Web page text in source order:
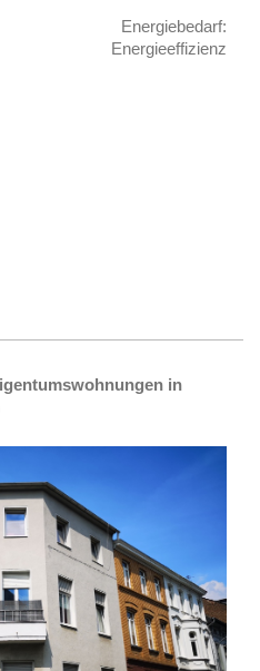
Energiebedarf:
Energieeffizienz
in